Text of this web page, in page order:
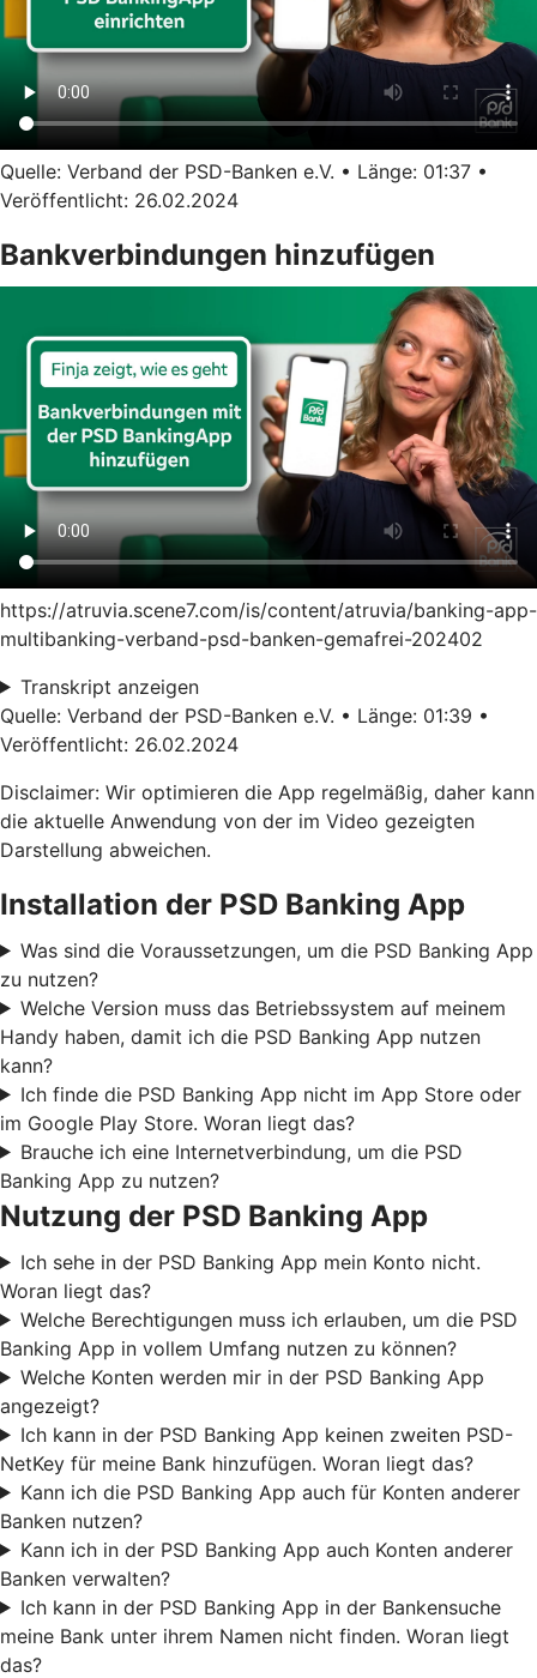
Quelle: Verband der PSD-Banken e.V. • Länge: 01:37 •
Veröffentlicht: 26.02.2024
Bankverbindungen hinzufügen
https://atruvia.scene7.com/is/content/atruvia/banking-app-
multibanking-verband-psd-banken-gemafrei-202402
Transkript anzeigen
Quelle: Verband der PSD-Banken e.V. • Länge: 01:39 •
Veröffentlicht: 26.02.2024
Disclaimer: Wir optimieren die App regelmäßig, daher kann
die aktuelle Anwendung von der im Video gezeigten
Darstellung abweichen.
Installation der PSD Banking App
Was sind die Voraussetzungen, um die PSD Banking App
zu nutzen?
Welche Version muss das Betriebssystem auf meinem
Handy haben, damit ich die PSD Banking App nutzen
kann?
Ich finde die PSD Banking App nicht im App Store oder
im Google Play Store. Woran liegt das?
Brauche ich eine Internetverbindung, um die PSD
Banking App zu nutzen?
Nutzung der PSD Banking App
Ich sehe in der PSD Banking App mein Konto nicht.
Woran liegt das?
Welche Berechtigungen muss ich erlauben, um die PSD
Banking App in vollem Umfang nutzen zu können?
Welche Konten werden mir in der PSD Banking App
angezeigt?
Ich kann in der PSD Banking App keinen zweiten PSD-
NetKey für meine Bank hinzufügen. Woran liegt das?
Kann ich die PSD Banking App auch für Konten anderer
Banken nutzen?
Kann ich in der PSD Banking App auch Konten anderer
Banken verwalten?
Ich kann in der PSD Banking App in der Bankensuche
meine Bank unter ihrem Namen nicht finden. Woran liegt
das?